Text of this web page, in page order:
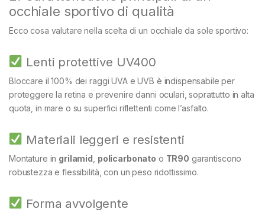
occhiale sportivo di qualità
Ecco cosa valutare nella scelta di un occhiale da sole sportivo:
Lenti protettive UV400
Bloccare il 100% dei raggi UVA e UVB è indispensabile per
proteggere la retina e prevenire danni oculari, soprattutto in alta
quota, in mare o su superfici riflettenti come l’asfalto.
Materiali leggeri e resistenti
Montature in grilamid policarbonato o TR90 garantiscono
robustezza e flessibilità, con un peso ridottissimo.
Forma avvolgente